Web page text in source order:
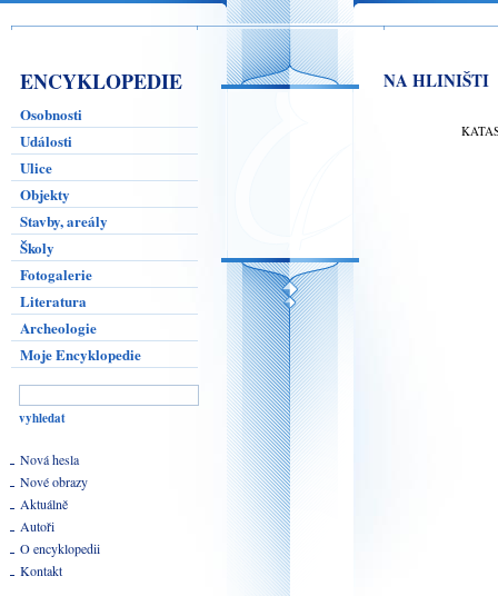
ENCYKLOPEDIE
Osobnosti
Události
Ulice
Objekty
Stavby, areály
Školy
Fotogalerie
Literatura
Archeologie
Moje Encyklopedie
Nová hesla
Nové obrazy
Aktuálně
Autoři
O encyklopedii
Kontakt
NA HLINIŠTI